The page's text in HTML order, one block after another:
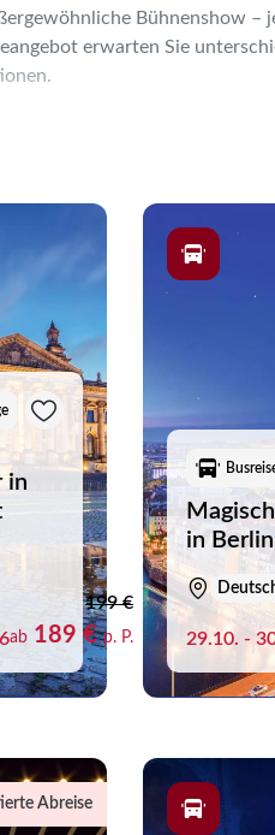
Bühnenshow –
erwarten Sie
Sie je nach
und auf die
inspirieren und
in
199 €
ab 189 €p. P.
in Berlin
29.10. -
Abreise